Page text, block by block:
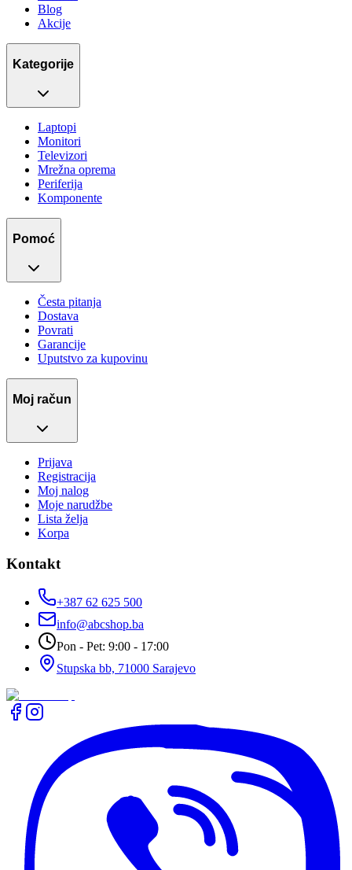
Blog
Akcije
Kategorije
Laptopi
Monitori
Televizori
Mrežna oprema
Periferija
Komponente
Pomoć
Česta pitanja
Dostava
Povrati
Garancije
Uputstvo za kupovinu
Moj račun
Prijava
Registracija
Moj nalog
Moje narudžbe
Lista želja
Korpa
Kontakt
+387 62 625 500
info@abcshop.ba
Pon - Pet: 9:00 - 17:00
Stupska bb, 71000 Sarajevo